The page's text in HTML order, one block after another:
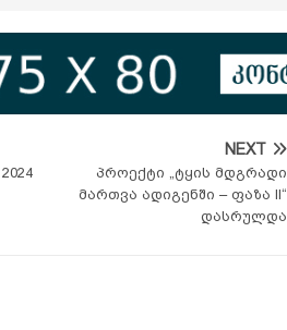
NEXT
პროექტი „ტყის მდგრადი
მართვა ადიგენში – ფაზა II“
დასრულდა